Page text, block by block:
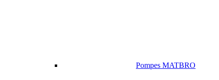
Pompes MATBRO